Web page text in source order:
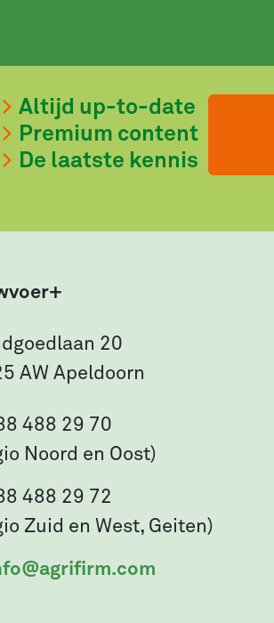
Altijd up-to-date
Premium content
De laatste kennis
20
AW Apeldoorn
488 29 70
Noord en Oost)
488 29 72
Zuid en West, Geiten)